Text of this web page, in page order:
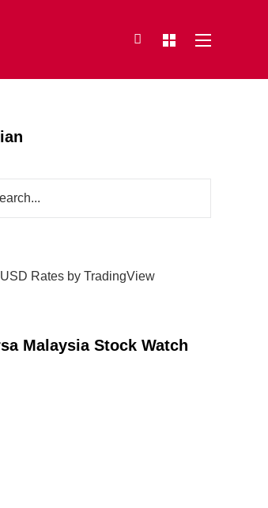
Rates by TradingView
Malaysia Stock Watch